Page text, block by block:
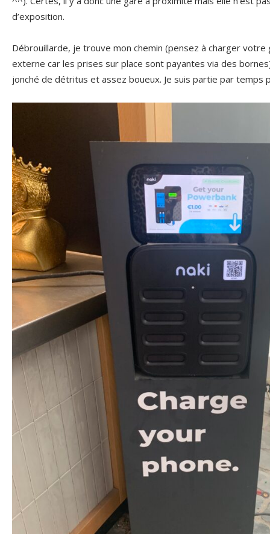
d’exposition.
Débrouillarde, je trouve mon chemin (pensez à charger
externe car les prises sur place sont payantes via des
jonché de détritus et assez boueux. Je suis partie par temps